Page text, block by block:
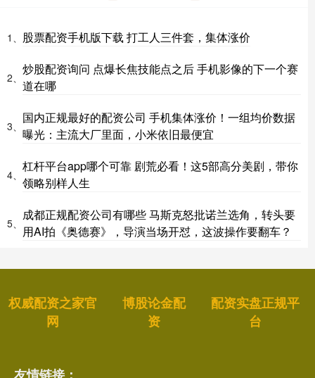
1、 股票配资手机版下载 打工人三件套，集体涨价
2、
炒股配资询问 点爆长焦技能点之后 手机影像的下一个赛
道在哪
3、
国内正规最好的配资公司 手机集体涨价！一组均价数据
曝光：主流大厂里面，小米依旧最便宜
4、
杠杆平台app哪个可靠 剧荒必看！这5部高分美剧，带你
领略别样人生
5、
成都正规配资公司有哪些 马斯克怒批诺兰选角，转头要
用AI拍《奥德赛》，导演当场开怼，这波操作要翻车？
权威配资之家官
网
博股论金配
资
配资实盘正规平
台
友情链接：